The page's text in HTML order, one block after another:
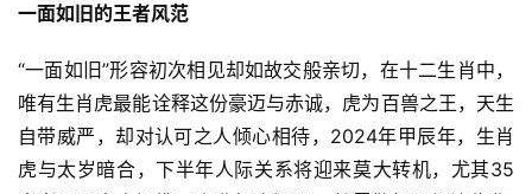
一面如旧的王者风范
“一面如旧”形容初次相见却如故交般亲切，在十二生肖中，
唯有生肖虎最能诠释这份豪迈与赤诚，虎为百兽之王，天生
自带威严，却对认可之人倾心相待，2024年甲辰年，生肖
虎与太岁暗合，下半年人际关系将迎来莫大转机，尤其35